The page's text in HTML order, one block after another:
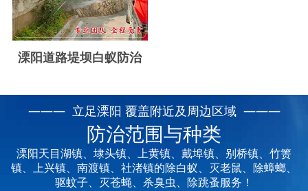
云浮白蚁防治
新兴白蚁防治
肇庆白蚁防治
溧阳道路堤坝白蚁防治
——— 立足溧阳 覆盖附近及周边区域 ———
防治范围与种类
溧阳天目湖镇、埭头镇、上黄镇、戴埠镇、别桥镇、竹箦
镇、上兴镇、南渡镇、社渚镇的除白蚁、灭老鼠、除蟑螂、
驱蚊子、灭苍蝇、杀臭虫、除跳蚤服务！